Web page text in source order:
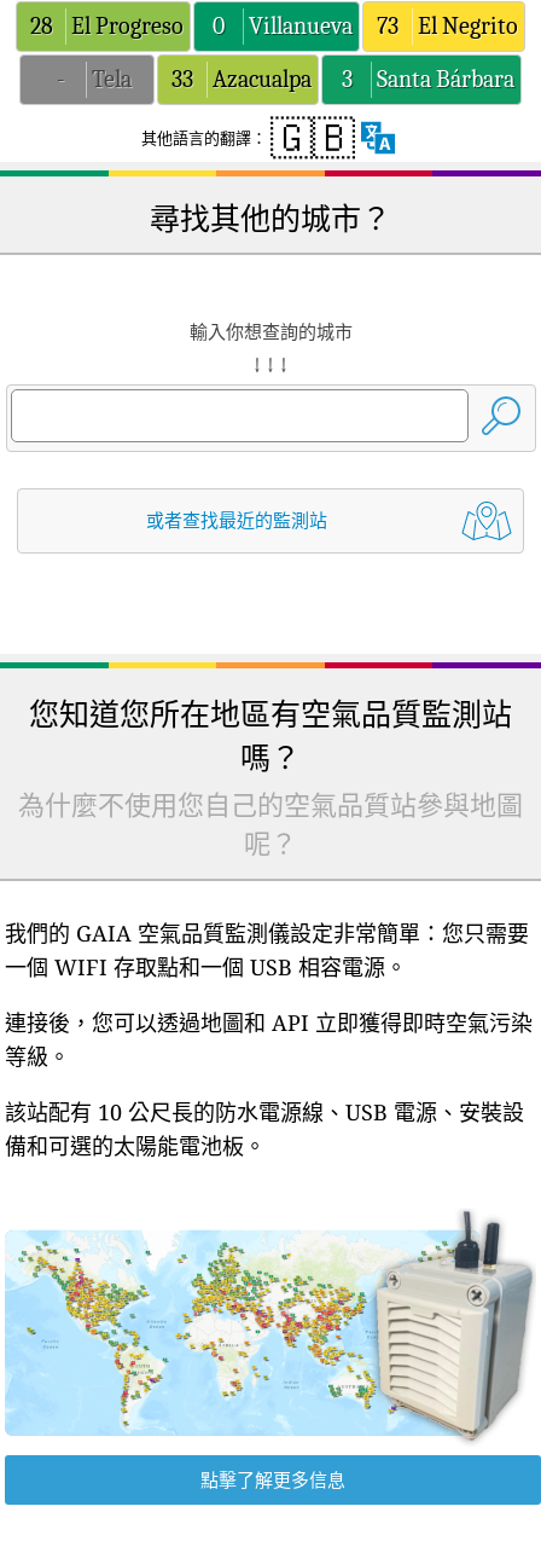
28
El Progreso 0 Villanueva 73
El Negrito
-
Tela 33 Azacualpa 3 Santa Bárbara
其他語言的翻譯： 🇬🇧
尋找其他的城市？
輸入你想查詢的城市
↓ ↓ ↓
或者查找最近的監測站
您知道您所在地區有空氣品質監測站
嗎？
為什麼不使用您自己的空氣品質站參與地圖
呢？
我們的 GAIA 空氣品質監測儀設定非常簡單：您只需要
一個 WIFI 存取點和一個 USB 相容電源。
連接後，您可以透過地圖和 API 立即獲得即時空氣污染
等級。
該站配有 10 公尺長的防水電源線、USB 電源、安裝設
備和可選的太陽能電池板。
點擊了解更多信息